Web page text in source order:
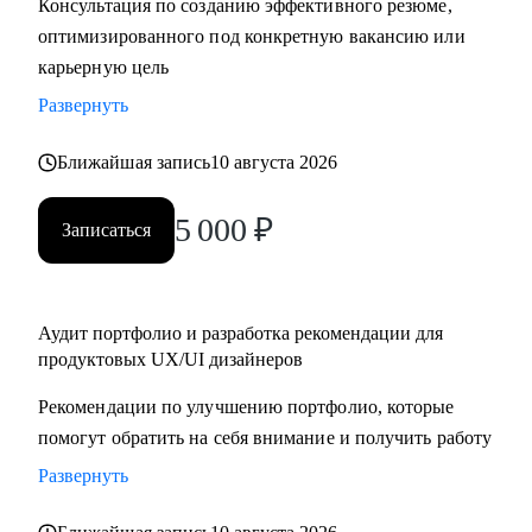
Консультация по созданию эффективного резюме,
оптимизированного под конкретную вакансию или
карьерную цель
Развернуть
Ближайшая запись10 августа 2026
Записаться 5 000 ₽
Аудит портфолио и разработка рекомендации для
продуктовых UX/UI дизайнеров
Рекомендации по улучшению портфолио, которые
помогут обратить на себя внимание и получить работу
Развернуть